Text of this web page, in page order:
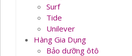
Surf
Tide
Unilever
Hàng Gia Dụng
Bảo dưỡng ôtô